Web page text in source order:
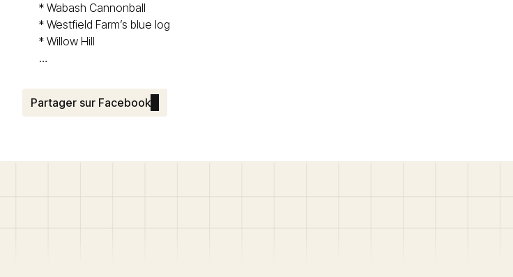
* Wabash Cannonball
* Westfield Farm’s blue log
* Willow Hill
…
Partager sur Facebook